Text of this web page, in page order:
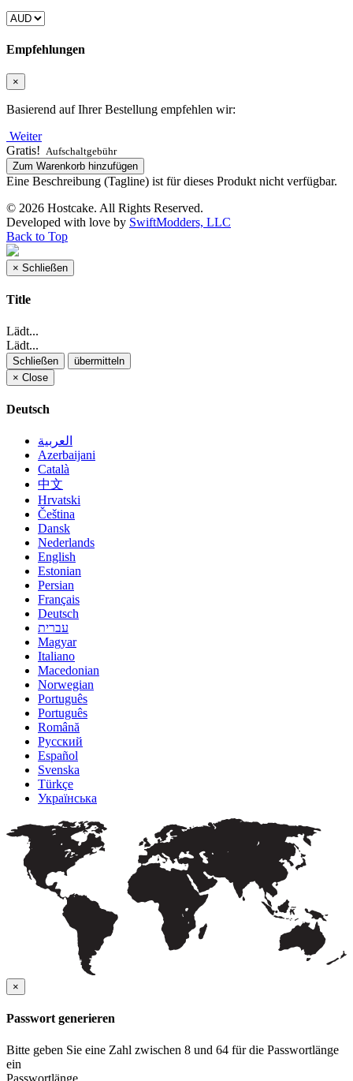
Empfehlungen
×
Basierend auf Ihrer Bestellung empfehlen wir:
Weiter
Gratis! Aufschaltgebühr
Zum Warenkorb hinzufügen
Eine Beschreibung (Tagline) ist für dieses Produkt nicht verfügbar.
© 2026 Hostcake. All Rights Reserved.
Developed with love by SwiftModders, LLC
Back to Top
× Schließen
Title
Lädt...
Lädt...
Schließen
übermitteln
× Close
Deutsch
العربية
Azerbaijani
Català
中文
Hrvatski
Čeština
Dansk
Nederlands
English
Estonian
Persian
Français
Deutsch
עברית
Magyar
Italiano
Macedonian
Norwegian
Português
Português
Română
Русский
Español
Svenska
Türkçe
Українська
×
Passwort generieren
Bitte geben Sie eine Zahl zwischen 8 und 64 für die Passwortlänge
ein
Passwortlänge